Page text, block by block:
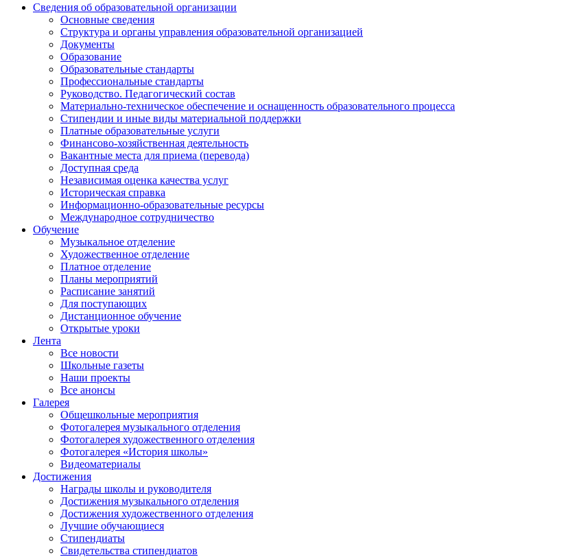
Сведения об образовательной организации
Основные сведения
Структура и органы управления образовательной организацией
Документы
Образование
Образовательные стандарты
Профессиональные стандарты
Руководство. Педагогический состав
Материально-техническое обеспечение и оснащенность образовательного процесса
Стипендии и иные виды материальной поддержки
Платные образовательные услуги
Финансово-хозяйственная деятельность
Вакантные места для приема (перевода)
Доступная среда
Независимая оценка качества услуг
Историческая справка
Информационно-образовательные ресурсы
Международное сотрудничество
Обучение
Музыкальное отделение
Художественное отделение
Платное отделение
Планы мероприятий
Расписание занятий
Для поступающих
Дистанционное обучение
Открытые уроки
Лента
Все новости
Школьные газеты
Наши проекты
Все анонсы
Галерея
Общешкольные мероприятия
Фотогалерея музыкального отделения
Фотогалерея художественного отделения
Фотогалерея «История школы»
Видеоматериалы
Достижения
Награды школы и руководителя
Достижения музыкального отделения
Достижения художественного отделения
Лучшие обучающиеся
Стипендиаты
Свидетельства стипендиатов